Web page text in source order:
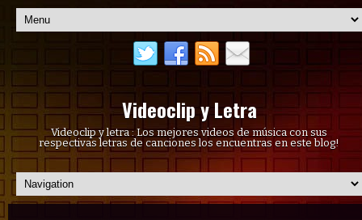
Videoclip y Letra
Videoclip y letra : Los mejores videos de música con sus
respectivas letras de canciones los encuentras en este blog!